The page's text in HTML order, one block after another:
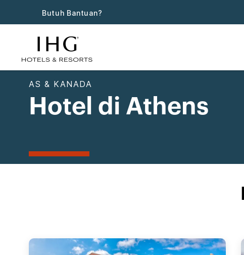
Butuh Bantuan?
AS & KANADA
Hotel di Athens